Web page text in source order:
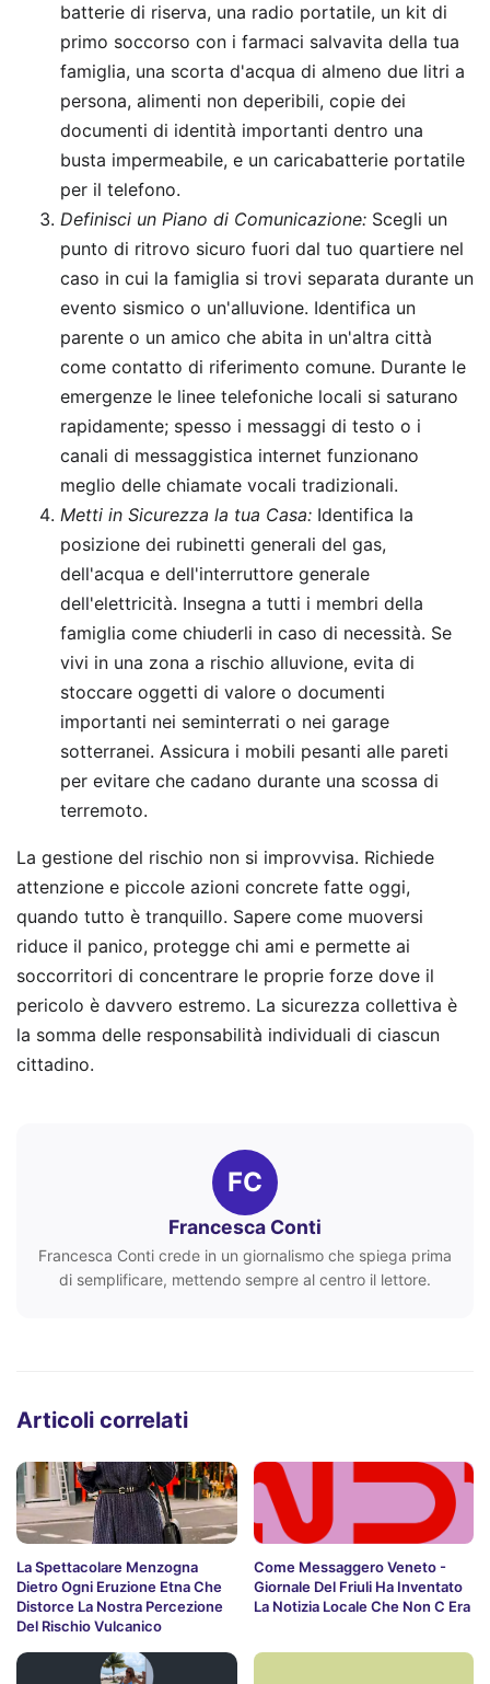
batterie di riserva, una radio portatile, un kit di
primo soccorso con i farmaci salvavita della tua
famiglia, una scorta d'acqua di almeno due litri a
persona, alimenti non deperibili, copie dei
documenti di identità importanti dentro una
busta impermeabile, e un caricabatterie portatile
per il telefono.
Definisci un Piano di Comunicazione: Scegli un
punto di ritrovo sicuro fuori dal tuo quartiere nel
caso in cui la famiglia si trovi separata durante un
evento sismico o un'alluvione. Identifica un
parente o un amico che abita in un'altra città
come contatto di riferimento comune. Durante le
emergenze le linee telefoniche locali si saturano
rapidamente; spesso i messaggi di testo o i
canali di messaggistica internet funzionano
meglio delle chiamate vocali tradizionali.
Metti in Sicurezza la tua Casa: Identifica la
posizione dei rubinetti generali del gas,
dell'acqua e dell'interruttore generale
dell'elettricità. Insegna a tutti i membri della
famiglia come chiuderli in caso di necessità. Se
vivi in una zona a rischio alluvione, evita di
stoccare oggetti di valore o documenti
importanti nei seminterrati o nei garage
sotterranei. Assicura i mobili pesanti alle pareti
per evitare che cadano durante una scossa di
terremoto.
La gestione del rischio non si improvvisa. Richiede
attenzione e piccole azioni concrete fatte oggi,
quando tutto è tranquillo. Sapere come muoversi
riduce il panico, protegge chi ami e permette ai
soccorritori di concentrare le proprie forze dove il
pericolo è davvero estremo. La sicurezza collettiva è
la somma delle responsabilità individuali di ciascun
cittadino.
FC
Francesca Conti
Francesca Conti crede in un giornalismo che spiega prima
di semplificare, mettendo sempre al centro il lettore.
Articoli correlati
La Spettacolare Menzogna
Dietro Ogni Eruzione Etna Che
Distorce La Nostra Percezione
Del Rischio Vulcanico
Come Messaggero Veneto -
Giornale Del Friuli Ha Inventato
La Notizia Locale Che Non C Era